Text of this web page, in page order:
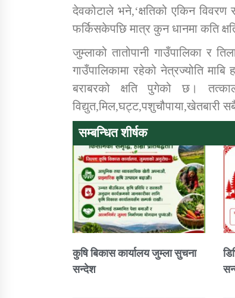
देवकोटाले भने,‘क्षतिको एकिन विवरण
फर्किसकेपछि मात्र कुन धानमा कति
जुम्लाको तातोपानी गाउँपालिका र
गाउँपालिकामा रहेको नेत्रज्योति
बराबरको क्षति पुगेको छ।
विद्युत,मिल,घट्ट,पशुचौपाया,खेतबारी
सम्बन्धित शीर्षक
कुषि बिकास कार्यालय जुम्ला सुचना
सन्देश